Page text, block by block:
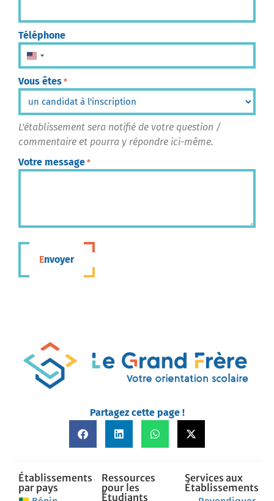
Téléphone
États-Unis +1
Vous êtes *
L'établissement sera notifié de votre question /
commentaire et pourra y répondre ici-même.
Votre message *
Envoyer
Partagez cette page !
Établissements
par pays
Ressources
pour les
Étudiants
Services aux
Établissements